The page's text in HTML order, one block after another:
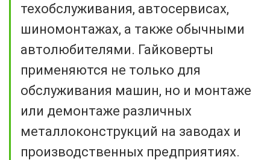
техобслуживания, автосервисах,
шиномонтажах, а также обычными
автолюбителями. Гайковерты
применяются не только для
обслуживания машин, но и монтаже
или демонтаже различных
металлоконструкций на заводах и
производственных предприятиях.